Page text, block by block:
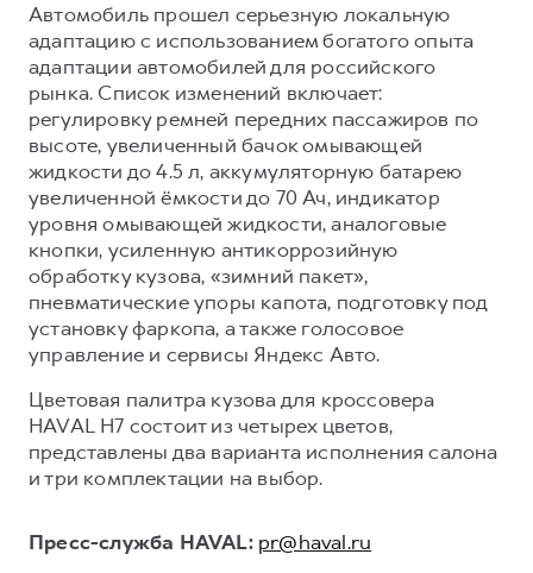
Автомобиль прошел серьезную локальную
адаптацию с использованием богатого опыта
адаптации автомобилей для российского
рынка. Список изменений включает:
регулировку ремней передних пассажиров по
высоте, увеличенный бачок омывающей
жидкости до 4.5 л, аккумуляторную батарею
увеличенной ёмкости до 70 Ач, индикатор
уровня омывающей жидкости, аналоговые
кнопки, усиленную антикоррозийную
обработку кузова, «зимний пакет»,
пневматические упоры капота, подготовку под
установку фаркопа, а также голосовое
управление и сервисы Яндекс Авто.
Цветовая палитра кузова для кроссовера
HAVAL H7 состоит из четырех цветов,
представлены два варианта исполнения салона
и три комплектации на выбор.
Пресс-служба HAVAL: pr@haval.ru